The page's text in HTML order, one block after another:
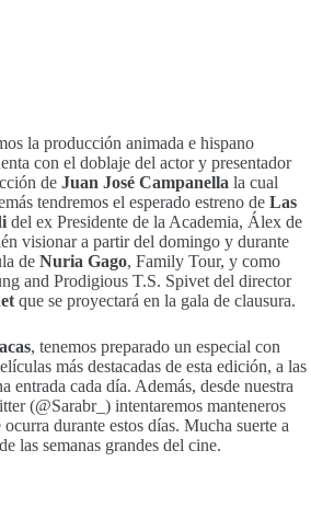
la producción animada e hispano
con el doblaje del actor y presentador
de Juan José Campanella la cual
tendremos el esperado estreno de Las
del ex Presidente de la Academia, Álex de
visionar a partir del domingo y durante
de Nuria Gago, Family Tour, y como
and Prodigious T.S. Spivet del director
que se proyectará en la gala de clausura.
, tenemos preparado un especial con
más destacadas de esta edición, a las
entrada cada día. Además, desde nuestra
(@Sarabr_) intentaremos manteneros
durante estos días. Mucha suerte a
las semanas grandes del cine.